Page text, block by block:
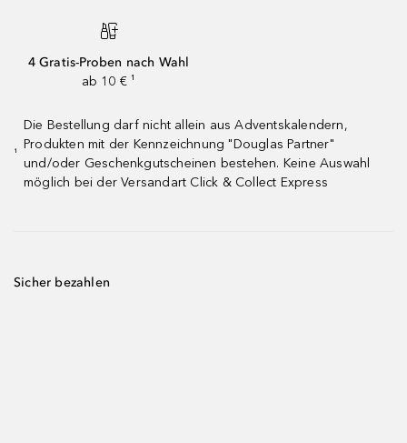
4 Gratis-Proben nach Wahl
ab 10 € ¹
¹
Die Bestellung darf nicht allein aus Adventskalendern,
Produkten mit der Kennzeichnung "Douglas Partner"
und/oder Geschenkgutscheinen bestehen. Keine Auswahl
möglich bei der Versandart Click & Collect Express
Sicher bezahlen